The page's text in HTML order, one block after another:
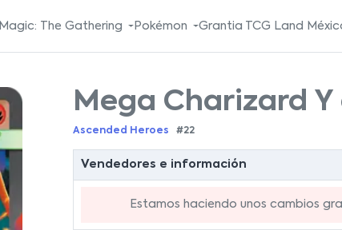
Magic: The Gathering Pokémon Grantia TCG Land
Mega Charizard Y
Ascended Heroes #22
Vendedores e información
Estamos haciendo unos cambios